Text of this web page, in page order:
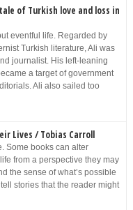
of Turkish love and loss in
eventful life. Regarded by
Turkish literature, Ali was
journalist. His left-leaning
a target of government
Ali also sailed too
Lives / Tobias Carroll
Some books can alter
from a perspective they may
the sense of what’s possible
stories that the reader might